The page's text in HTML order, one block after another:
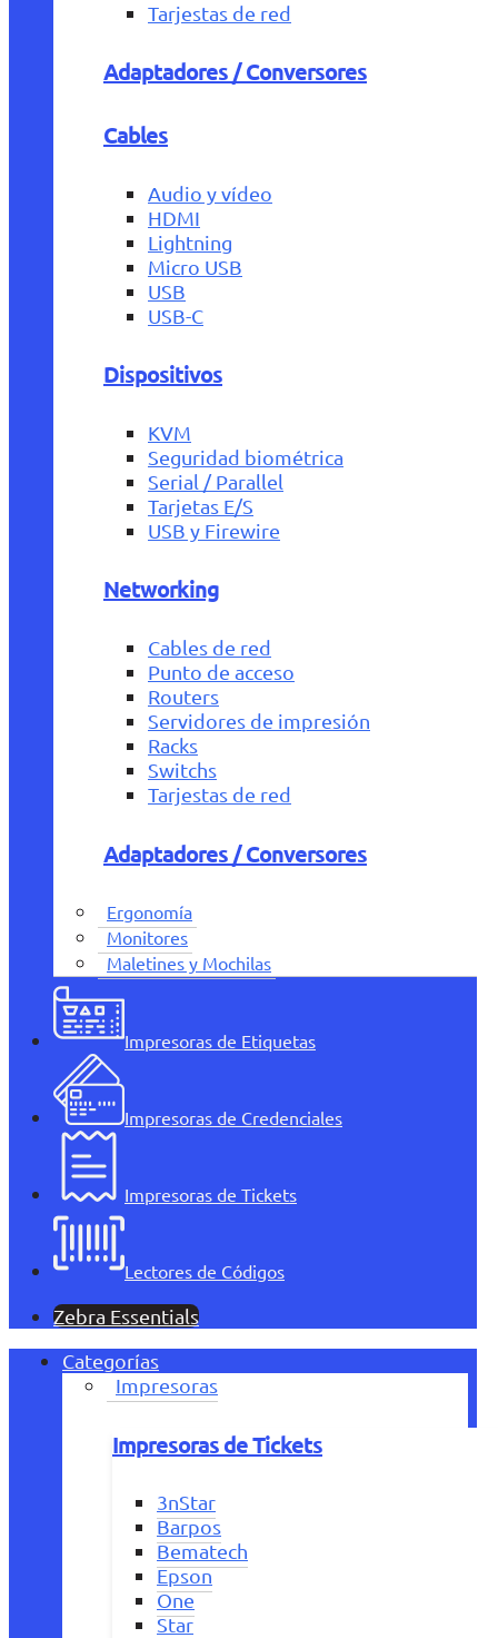
Tarjestas de red
Adaptadores / Conversores
Cables
Audio y vídeo
HDMI
Lightning
Micro USB
USB
USB-C
Dispositivos
KVM
Seguridad biométrica
Serial / Parallel
Tarjetas E/S
USB y Firewire
Networking
Cables de red
Punto de acceso
Routers
Servidores de impresión
Racks
Switchs
Tarjestas de red
Adaptadores / Conversores
Ergonomía
Monitores
Maletines y Mochilas
Impresoras de Etiquetas
Impresoras de Credenciales
Impresoras de Tickets
Lectores de Códigos
Zebra Essentials
Categorías
Impresoras
Impresoras de Tickets
3nStar
Barpos
Bematech
Epson
One
Star